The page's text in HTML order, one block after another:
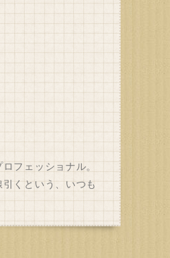
フェッショナル。
くという、いつも